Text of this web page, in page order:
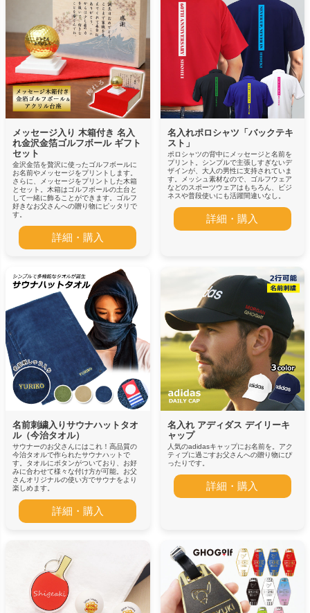
メッセージ入り 木箱付き 名入
れ金沢金箔ゴルフボール ギフト
セット
金沢金箔を贅沢に使ったゴルフボールに
お名前やメッセージをプリントします。
さらに、メッセージをプリントした木箱
とセット。木箱はゴルフボールの土台と
して一緒に飾ることができます。ゴルフ
好きなお父さんへの贈り物にピッタリで
す。
詳細・購入
名入れポロシャツ「バックテキ
スト」
ポロシャツの背中にメッセージと名前を
プリント。シンプルで主張しすぎないデ
ザインが、大人の男性に支持されていま
す。メッシュ素材なので、ゴルフウェア
などのスポーツウェアはもちろん、ビジ
ネスや普段使いにも活躍間違いなし。
詳細・購入
名前刺繍入りサウナハットタオ
ル（今治タオル）
サウナーのお父さんにはこれ！高品質の
今治タオルで作られたサウナハットで
す。タオルにボタンがついており、お好
みに合わせて様々な付け方が可能。お父
さんオリジナルの使い方でサウナをより
楽しめます。
詳細・購入
名入れ アディダス デイリーキ
ャップ
人気のadidasキャップにお名前を。アク
ティブに過ごすお父さんへの贈り物にぴ
ったりです。
詳細・購入